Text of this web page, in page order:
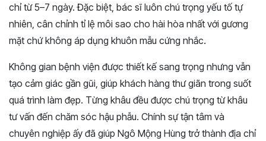
chỉ từ 5–7 ngày. Đặc biệt, bác sĩ luôn chú trọng yếu tố tự
nhiên, cân chỉnh tỉ lệ môi sao cho hài hòa nhất với gương
mặt chứ không áp dụng khuôn mẫu cứng nhắc.
Không gian bệnh viện được thiết kế sang trọng nhưng vẫn
tạo cảm giác gần gũi, giúp khách hàng thư giãn trong suốt
quá trình làm đẹp. Từng khâu đều được chú trọng từ khâu
tư vấn đến chăm sóc hậu phẫu. Chính sự tận tâm và
chuyên nghiệp ấy đã giúp Ngô Mộng Hùng trở thành địa chỉ